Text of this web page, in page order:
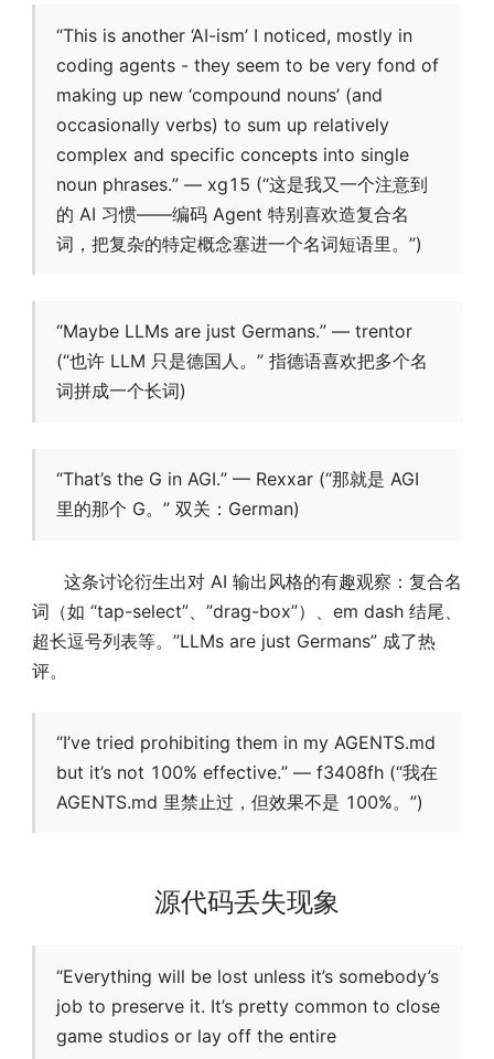
“This is another ‘AI-ism’ I noticed, mostly in
coding agents - they seem to be very fond of
making up new ‘compound nouns’ (and
occasionally verbs) to sum up relatively
complex and specific concepts into single
noun phrases.” — xg15 (“这是我又一个注意到
的 AI 习惯——编码 Agent 特别喜欢造复合名
词，把复杂的特定概念塞进一个名词短语里。”)
“Maybe LLMs are just Germans.” — trentor
(“也许 LLM 只是德国人。” 指德语喜欢把多个名
词拼成一个长词)
“That’s the G in AGI.” — Rexxar (“那就是 AGI
里的那个 G。” 双关：German)
这条讨论衍生出对 AI 输出风格的有趣观察：复合名
词（如 “tap-select”、”drag-box”）、em dash 结尾、
超长逗号列表等。”LLMs are just Germans” 成了热
评。
“I’ve tried prohibiting them in my AGENTS.md
but it’s not 100% effective.” — f3408fh (“我在
AGENTS.md 里禁止过，但效果不是 100%。”)
源代码丢失现象
“Everything will be lost unless it’s somebody’s
job to preserve it. It’s pretty common to close
game studios or lay off the entire